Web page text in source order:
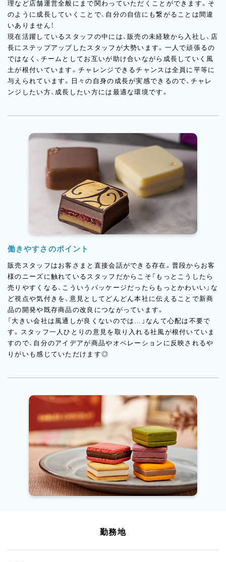
理など店舗運営全般にまで関わっていただくことができます。そ
のように成長していくことで、自分の自信にも繋がることは間違
いありません！
現在活躍しているスタッフの中には、販売の未経験から入社し、店
長にステップアップしたスタッフが大勢います。一人で頑張るの
ではなく、チームとしてお互いが助け合いながら成長していく風
土が根付いています。チャレンジできるチャンスは全員に平等に
与えられています。日々の自身の成長が実感できるので、チャレ
ンジしたい方、成長したい方には最適な環境です。
働きやすさのポイント
販売スタッフはお客さまと直接会話ができる存在。普段からお客
様のニーズに触れているスタッフだからこそ「もっとこうしたら
売りやすくなる、こういうパッケージだったらもっとかわいい」な
ど視点や気付きを、意見としてどんどん本社に伝えることで新商
品の開発や既存商品の改良につながっています。
「大きい会社は風通しが良くないのでは…」なんて心配は不要で
す。スタッフ一人ひとりの意見を取り入れる社風が根付いていま
すので、自分のアイデアが商品やオペレーションに反映されるや
りがいも感じていただけます◎
勤務地